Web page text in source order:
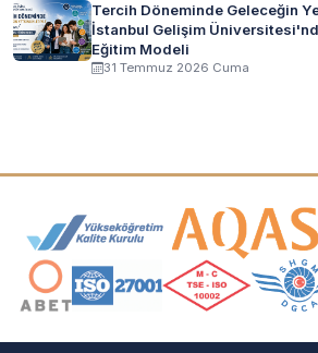
Tercih Döneminde Geleceğin
İstanbul Gelişim
Eğitim Modeli
31 Temmuz 2026 Cuma
Akreditasyon ve Üyelik